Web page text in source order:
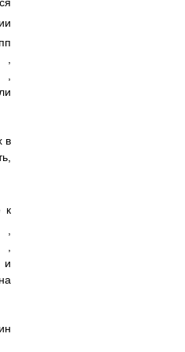
в
к